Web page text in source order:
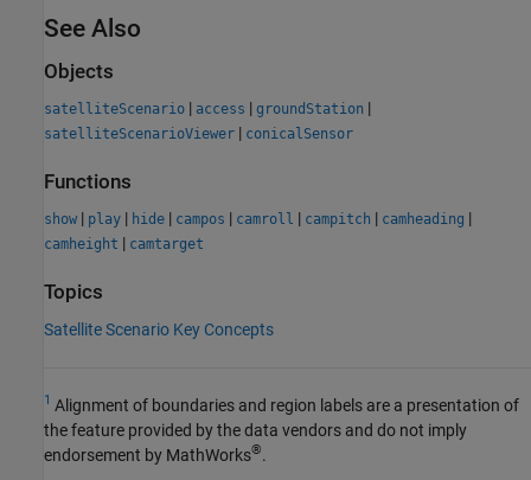
See Also
Objects
satelliteScenario | access | groundStation |
satelliteScenarioViewer | conicalSensor
Functions
show | play | hide | campos | camroll | campitch | camheading |
camheight | camtarget
Topics
Satellite Scenario Key Concepts
1 Alignment of boundaries and region labels are a presentation of
the feature provided by the data vendors and do not imply
endorsement by MathWorks®.